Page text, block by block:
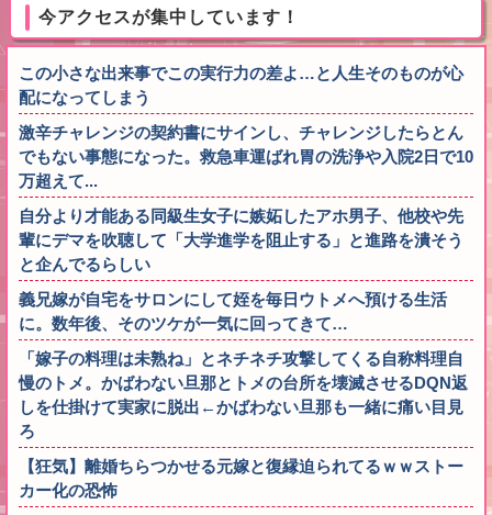
今アクセスが集中しています！
この小さな出来事でこの実行力の差よ…と人生そのものが心
配になってしまう
激辛チャレンジの契約書にサインし、チャレンジしたらとん
でもない事態になった。救急車運ばれ胃の洗浄や入院2日で10
万超えて...
自分より才能ある同級生女子に嫉妬したアホ男子、他校や先
輩にデマを吹聴して「大学進学を阻止する」と進路を潰そう
と企んでるらしい
義兄嫁が自宅をサロンにして姪を毎日ウトメへ預ける生活
に。数年後、そのツケが一気に回ってきて…
「嫁子の料理は未熟ね」とネチネチ攻撃してくる自称料理自
慢のトメ。かばわない旦那とトメの台所を壊滅させるDQN返
しを仕掛けて実家に脱出←かばわない旦那も一緒に痛い目見
ろ
【狂気】離婚ちらつかせる元嫁と復縁迫られてるｗｗストー
カー化の恐怖